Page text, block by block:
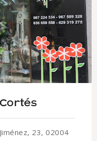
23, 02004